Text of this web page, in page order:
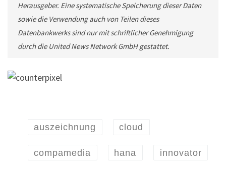
Herausgeber. Eine systematische Speicherung dieser Daten
sowie die Verwendung auch von Teilen dieses
Datenbankwerks sind nur mit schriftlicher Genehmigung
durch die United News Network GmbH gestattet.
auszeichnung cloud
compamedia hana innovator